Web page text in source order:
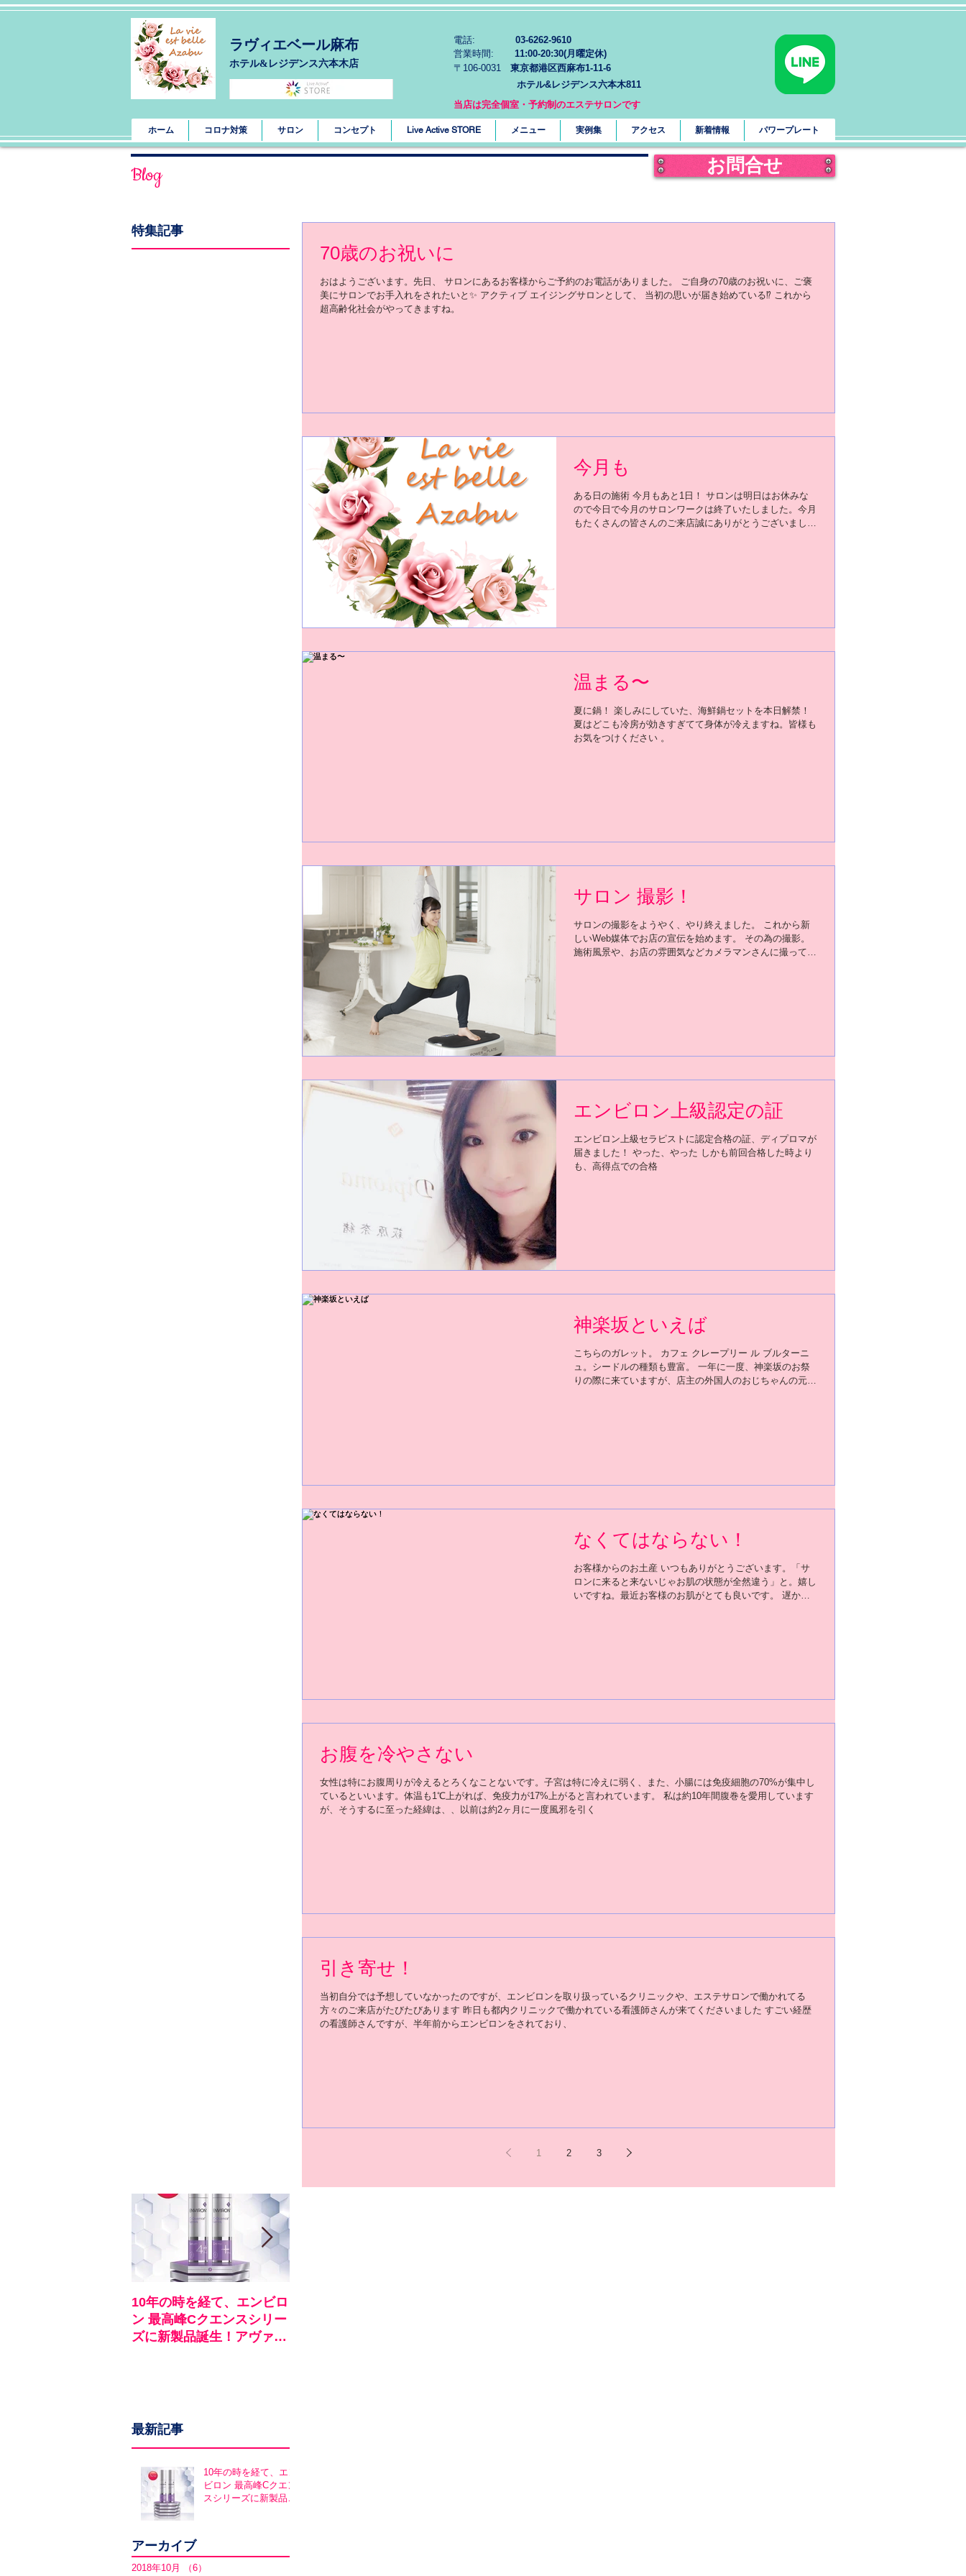
ラヴィエベール麻布
​ホテル&レジデンス六本木店
電話: 03-6262-9610
営業時間: 11:00-20:30(月曜定休)
〒106-0031 東京都港区西麻布1-11-6
ホテル&レジデンス六本木811
ホーム コロナ対策 サロン コンセプト Live Active STORE メニュー 実例集 アクセス 新着情報 パワープレート
当店は完全個室・予約制のエステサロンです
Blog お問合せ
特集記事
70歳のお祝いに
おはようございます。先日、 サロンにあるお客様からご予約のお電話がありました。 ご自身の70歳のお祝いに、ご褒
美にサロンでお手入れをされたいと✨ アクティブ エイジングサロンとして、 当初の思いが届き始めている⁉️ これから
超高齢化社会がやってきますね。
今月も
ある日の施術 今月もあと1日！ サロンは明日はお休みな
ので今日で今月のサロンワークは終了いたしました。今月
もたくさんの皆さんのご来店誠にありがとうございまし
温まる〜
夏に鍋！ 楽しみにしていた、海鮮鍋セットを本日解禁！
夏はどこも冷房が効きすぎてて身体が冷えますね。皆様も
お気をつけください 。
サロン 撮影！
サロンの撮影をようやく、やり終えました。 これから新
しいWeb媒体でお店の宣伝を始めます。 その為の撮影。
施術風景や、お店の雰囲気などカメラマンさんに撮っても
エンビロン上級認定の証
エンビロン上級セラピストに認定合格の証、ディプロマが
届きました！ やった、やった しかも前回合格した時より
も、高得点での合格
神楽坂といえば
こちらのガレット。 カフェ クレープリー ル ブルターニ
ュ。シードルの種類も豊富。 一年に一度、神楽坂のお祭
りの際に来ていますが、店主の外国人のおじちゃんの元気
なくてはならない！
お客様からのお土産 いつもありがとうございます。「サ
ロンに来ると来ないじゃお肌の状態が全然違う」と。嬉し
いですね。最近お客様のお肌がとても良いです。 遅かれ
お腹を冷やさない
女性は特にお腹周りが冷えるとろくなことないです。子宮は特に冷えに弱く、また、小腸には免疫細胞の70%が集中し
ているといいます。体温も1℃上がれば、免疫力が17%上がると言われています。 私は約10年間腹巻を愛用しています
が、そうするに至った経緯は、、以前は約2ヶ月に一度風邪を引く
引き寄せ！
当初自分では予想していなかったのですが、エンビロンを取り扱っているクリニックや、エステサロンで働かれてる
方々のご来店がたびたびあります 昨日も都内クリニックで働かれている看護師さんが来てくださいました すごい経歴
の看護師さんですが、半年前からエンビロンをされており、
1 2 3
10年の時を経て、エンビロ
ン 最高峰Cクエンスシリー
ズに新製品誕生！アヴァン
最新記事
10年の時を経て、エン
ビロン 最高峰Cクエン
スシリーズに新製品誕
アーカイブ
2018年10月 （6）